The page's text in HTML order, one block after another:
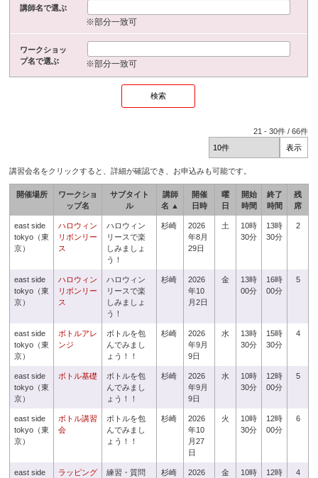
講師名で選ぶ
※部分一致可
ワークショッ
プ名で選ぶ
※部分一致可
21 -30件 /66件
講習会名をクリックすると、詳細が確認でき、お申込みも可能です。
開催場所
ワークショ
ップ名
サブタイト
ル
講師
名 ▲
開催
日時
曜
日
開始
時間
終了
時間
残
席
east side
tokyo（東
京）
ハロウィン
リボンリー
ス
ハロウィン
リースで楽
しみましょ
う！
杉崎
2026
年8月
29日
土
10時
30分
13時
30分
2
east side
tokyo（東
京）
ハロウィン
リボンリー
ス
ハロウィン
リースで楽
しみましょ
う！
杉崎
2026
年10
月2日
金
13時
00分
16時
00分
5
east side
tokyo（東
京）
ボトルアレ
ンジ
ボトルを包
んでみまし
ょう！！
杉崎
2026
年9月
9日
水
13時
30分
15時
30分
4
east side
tokyo（東
京）
ボトル基礎
ボトルを包
んでみまし
ょう！！
杉崎
2026
年9月
9日
水
10時
30分
12時
00分
5
east side
tokyo（東
京）
ボトル講習
会
ボトルを包
んでみまし
ょう！！
杉崎
2026
年10
月27
日
火
10時
30分
12時
00分
6
east side
ラッピング
練習・質問
杉崎
2026
金
10時
12時
4